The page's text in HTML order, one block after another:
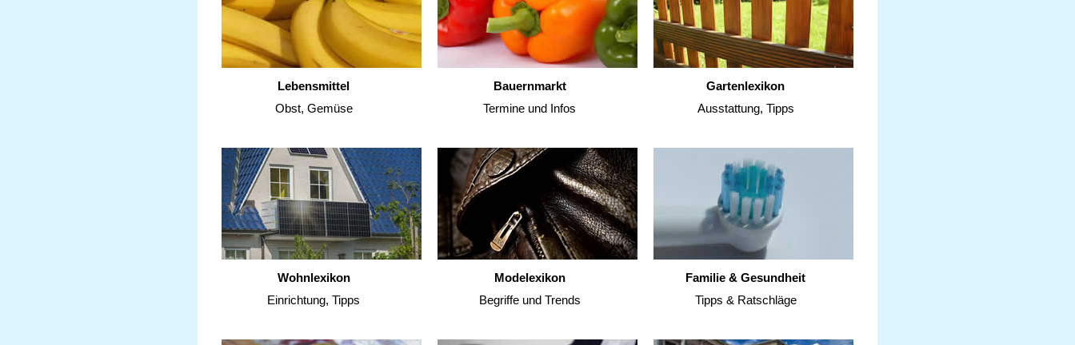
Lebensmittel
Obst, Gemüse
Bauernmarkt
Termine und Infos
Gartenlexikon
Ausstattung, Tipps
Wohnlexikon
Einrichtung, Tipps
Modelexikon
Begriffe und Trends
Familie & Gesundheit
Tipps & Ratschläge